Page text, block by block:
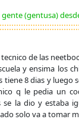
(gentusa)
de las
y ensima los
tiene 8 dias y luego
q le pedia un
se la dio y estaba
solo va a tomar